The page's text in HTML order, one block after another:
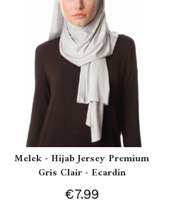
Melek - Hijab Jersey Premium
Gris Clair - Ecardin
€7.99